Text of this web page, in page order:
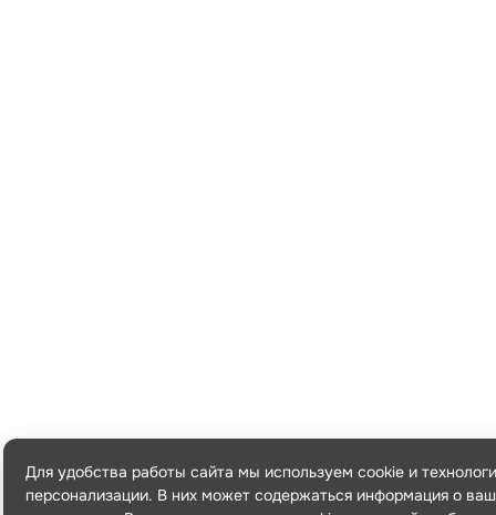
Для удобства работы сайта мы используем cookie и
персонализации. В них может содержаться информация о